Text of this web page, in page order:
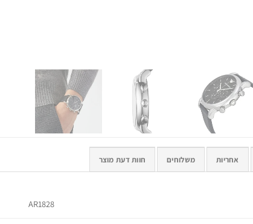
אחריות משלוחים חוות דעת מוצר
AR1828